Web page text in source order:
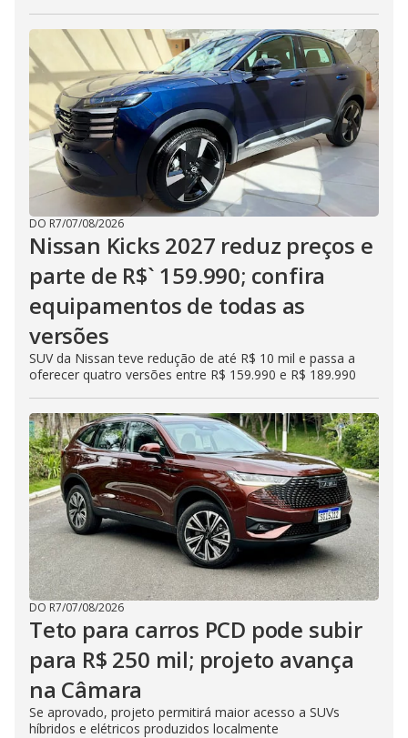
DO R7/07/08/2026
Nissan Kicks 2027 reduz preços e
parte de R$` 159.990; confira
equipamentos de todas as
versões
SUV da Nissan teve redução de até R$ 10 mil e passa a
oferecer quatro versões entre R$ 159.990 e R$ 189.990
DO R7/07/08/2026
Teto para carros PCD pode subir
para R$ 250 mil; projeto avança
na Câmara
Se aprovado, projeto permitirá maior acesso a SUVs
híbridos e elétricos produzidos localmente